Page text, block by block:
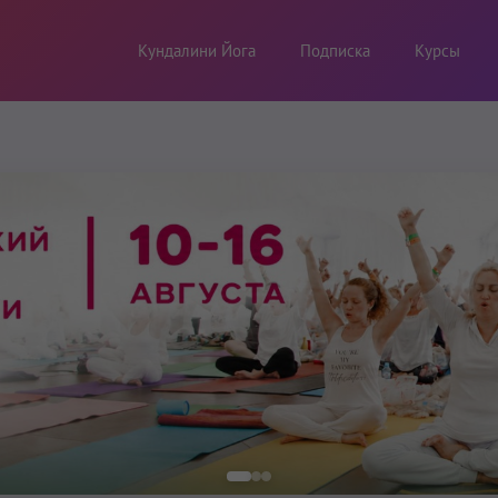
Кундалини Йога Подписка Курсы